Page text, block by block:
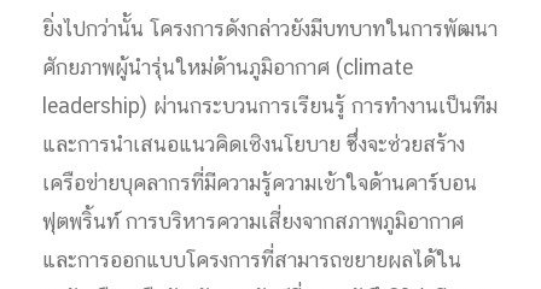
ยิ่งไปกว่านั้น โครงการดังกล่าวยังมีบทบาทในการพัฒนา
ศักยภาพผู้นำรุ่นใหม่ด้านภูมิอากาศ (climate
leadership) ผ่านกระบวนการเรียนรู้ การทำงานเป็นทีม
และการนำเสนอแนวคิดเชิงนโยบาย ซึ่งจะช่วยสร้าง
เครือข่ายบุคลากรที่มีความรู้ความเข้าใจด้านคาร์บอน
ฟุตพริ้นท์ การบริหารความเสี่ยงจากสภาพภูมิอากาศ
และการออกแบบโครงการที่สามารถขยายผลได้ใน